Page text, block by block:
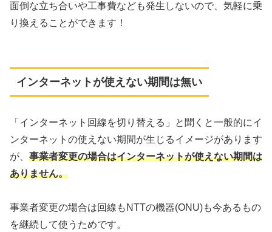
面倒な立ち合いや工事費なども発生しないので、気軽に乗
り換えることができます！
インターネットが使えない期間は無い
「インターネット回線を切り替える」と聞くと一般的にイ
ンターネットの使えない期間が生じるイメージがあります
が、 事業者変更の場合はインターネットが使えない期間は
ありません。
事業者変更の場合は回線もNTTの機器(ONU)も今あるもの
を継続して使うためです。